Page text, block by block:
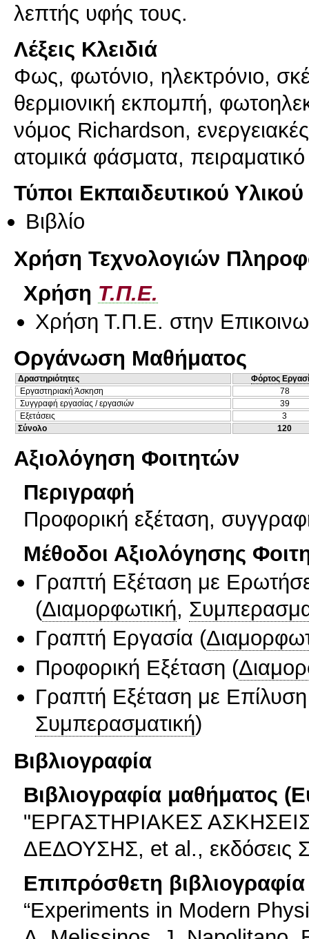
λεπτής υφής τους.
Λέξεις Κλειδιά
Φως, φωτόνιο, ηλεκτρόνιο,
θερμιονική εκπομπή,
νόμος Richardson,
ατομικά φάσματα,
Τύποι Εκπαιδευτικού Υλικού
Βιβλίο
Χρήση Τεχνολογιών
Χρήση Τ.Π.Ε.
Χρήση Τ.Π.Ε. στην
Οργάνωση Μαθήματος
Δραστηριότητες
Φόρτος
Εργαστηριακή Άσκηση
78
Συγγραφή εργασίας / εργασιών
39
Εξετάσεις
3
Σύνολο
120
Αξιολόγηση Φοιτητών
Περιγραφή
Προφορική εξέταση,
Μέθοδοι Αξιολόγησης
Γραπτή Εξέταση με
(Διαμορφωτική,
Γραπτή Εργασία (
Προφορική Εξέταση (
Γραπτή Εξέταση με
Συμπερασματική)
Βιβλιογραφία
Βιβλιογραφία μαθήματος
"ΕΡΓΑΣΤΗΡΙΑΚΕΣ
ΔΕΔΟΥΣΗΣ, et al.,
Επιπρόσθετη βιβλιογραφία
“Experiments in Modern